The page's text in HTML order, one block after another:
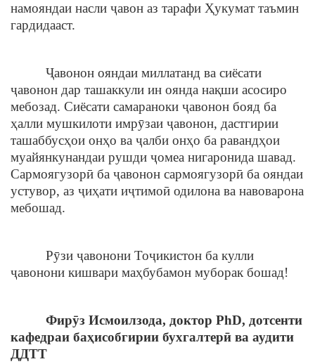
намояндаи насли ҷавон аз тарафи Ҳукумат таъмин
гардидааст.
Ҷавонон ояндаи миллатанд ва сиёсати
ҷавонон дар ташаккули ин оянда нақши асосиро
мебозад. Сиёсати самараноки ҷавонон бояд ба
ҳалли мушкилоти имрӯзаи ҷавонон, дастгирии
ташаббусҳои онҳо ва ҷалби онҳо ба равандҳои
муайянкунандаи рушди ҷомеа нигаронида шавад.
Сармоягузорӣ ба ҷавонон сармоягузорӣ ба ояндаи
устувор, аз ҷиҳати иҷтимоӣ одилона ва навоварона
мебошад.
Рӯзи ҷавонони Тоҷикистон ба кулли
ҷавонони кишвари маҳбубамон муборак бошад!
Фирӯз Исмоилзода, доктор PhD, дотсенти
кафедраи баҳисобгирии бухгалтерӣ ва аудити
ДДТТ